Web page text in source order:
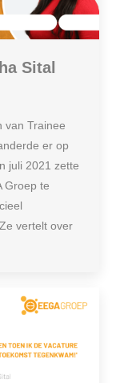
Sital
van Trainee
er op
juli 2021 zette
Groep te
vertelt over